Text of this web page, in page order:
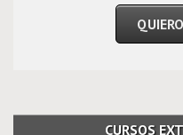
Malvinas Argentinas
Pampa- Argentina)
CURSOS